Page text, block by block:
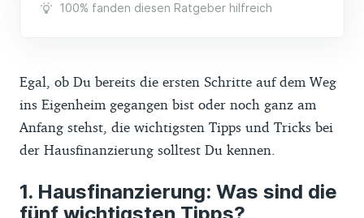
100% fanden diesen Ratgeber hilfreich
Egal, ob Du bereits die ersten Schritte auf dem Weg
ins Eigenheim gegangen bist oder noch ganz am
Anfang stehst, die wichtigsten Tipps und Tricks bei
der Hausfinanzierung solltest Du kennen.
Hausfinanzierung: Was sind die